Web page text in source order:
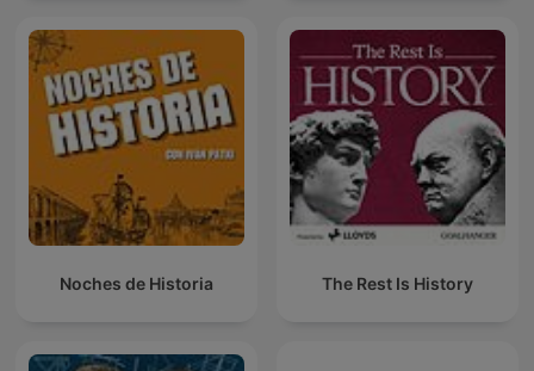
Noches de Historia The Rest Is History